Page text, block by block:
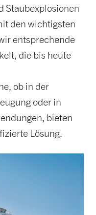
Staubexplosionen
den wichtigsten
entsprechende
die bis heute
ob in der
oder in
bieten
Lösung.